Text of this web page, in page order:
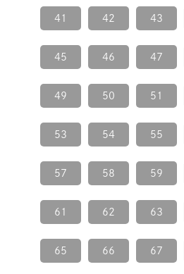
41 42 43
45 46 47
49 50 51
53 54 55
57 58 59
61 62 63
65 66 67